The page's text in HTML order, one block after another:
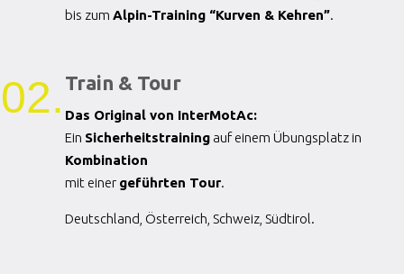
bis zumAlpin-Training “Kurven & Kehren”.
02. Train & Tour
Das Original von InterMotAc:
Ein Sicherheitstraining auf einem Übungsplatz in
Kombination
mit einer geführten Tour.
Deutschland, Österreich, Schweiz, Südtirol.